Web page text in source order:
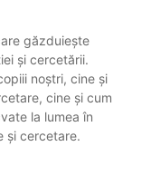
găzduiește
și cercetării.
noștri, cine și
cine și cum
la lumea în
și cercetare.